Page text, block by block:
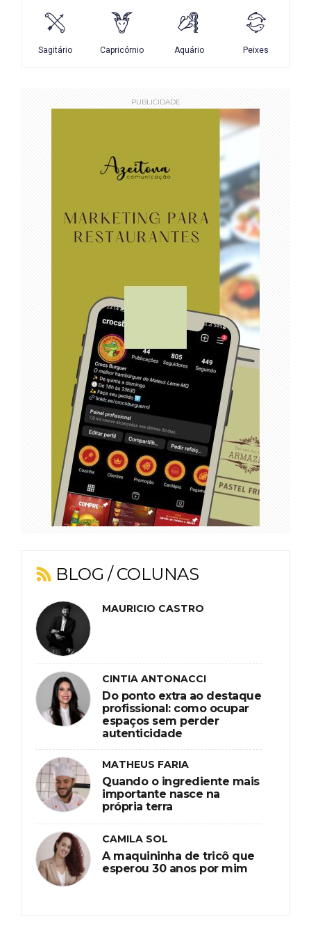
PUBLICIDADE
BLOG / COLUNAS
MAURICIO CASTRO
CINTIA ANTONACCI
Do ponto extra ao destaque
profissional: como ocupar
espaços sem perder
autenticidade
MATHEUS FARIA
Quando o ingrediente mais
importante nasce na
própria terra
CAMILA SOL
A maquininha de tricô que
esperou 30 anos por mim